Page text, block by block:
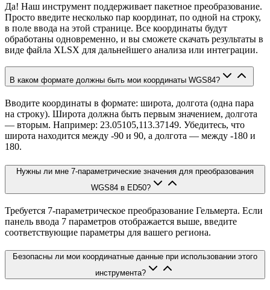
Да! Наш инструмент поддерживает пакетное преобразование.
Просто введите несколько пар координат, по одной на строку,
в поле ввода на этой странице. Все координаты будут
обработаны одновременно, и вы сможете скачать результаты в
виде файла XLSX для дальнейшего анализа или интеграции.
В каком формате должны быть мои координаты WGS84?
Вводите координаты в формате: широта, долгота (одна пара
на строку). Широта должна быть первым значением, долгота
— вторым. Например: 23.05105,113.37149. Убедитесь, что
широта находится между -90 и 90, а долгота — между -180 и
180.
Нужны ли мне 7-параметрические значения для преобразования
WGS84 в ED50?
Требуется 7-параметрическое преобразование Гельмерта. Если
панель ввода 7 параметров отображается выше, введите
соответствующие параметры для вашего региона.
Безопасны ли мои координатные данные при использовании этого
инструмента?